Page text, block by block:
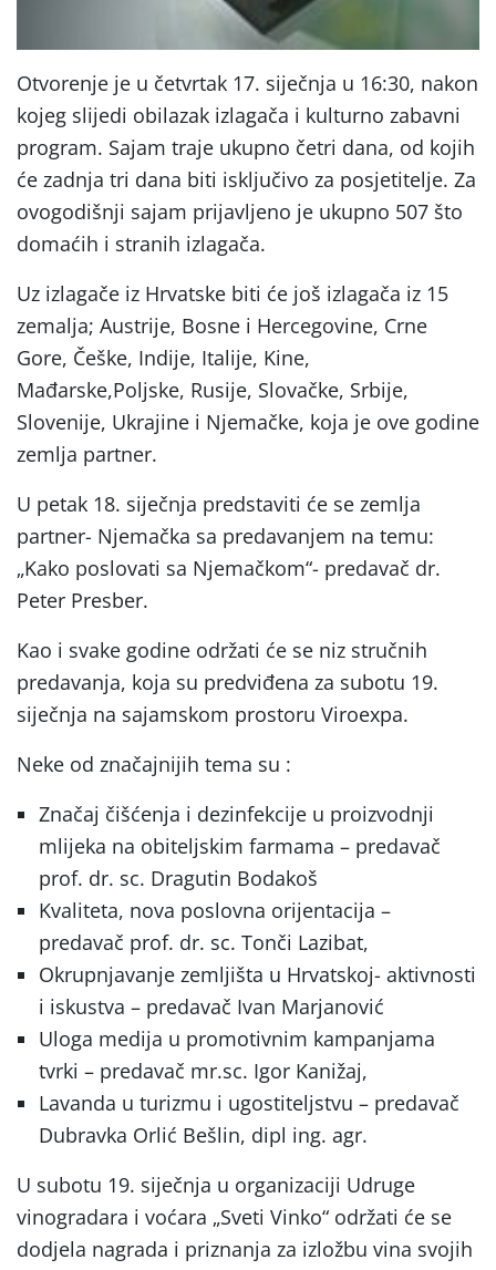
Otvorenje je u četvrtak 17. siječnja u 16:30, nakon
kojeg slijedi obilazak izlagača i kulturno zabavni
program. Sajam traje ukupno četri dana, od kojih
će zadnja tri dana biti isključivo za posjetitelje. Za
ovogodišnji sajam prijavljeno je ukupno 507 što
domaćih i stranih izlagača.
Uz izlagače iz Hrvatske biti će još izlagača iz 15
zemalja; Austrije, Bosne i Hercegovine, Crne
Gore, Češke, Indije, Italije, Kine,
Mađarske,Poljske, Rusije, Slovačke, Srbije,
Slovenije, Ukrajine i Njemačke, koja je ove godine
zemlja partner.
U petak 18. siječnja predstaviti će se zemlja
partner- Njemačka sa predavanjem na temu:
„Kako poslovati sa Njemačkom“- predavač dr.
Peter Presber.
Kao i svake godine održati će se niz stručnih
predavanja, koja su predviđena za subotu 19.
siječnja na sajamskom prostoru Viroexpa.
Neke od značajnijih tema su :
Značaj čišćenja i dezinfekcije u proizvodnji
mlijeka na obiteljskim farmama – predavač
prof. dr. sc. Dragutin Bodakoš
Kvaliteta, nova poslovna orijentacija –
predavač prof. dr. sc. Tonči Lazibat,
Okrupnjavanje zemljišta u Hrvatskoj- aktivnosti
i iskustva – predavač Ivan Marjanović
Uloga medija u promotivnim kampanjama
tvrki – predavač mr.sc. Igor Kanižaj,
Lavanda u turizmu i ugostiteljstvu – predavač
Dubravka Orlić Bešlin, dipl ing. agr.
U subotu 19. siječnja u organizaciji Udruge
vinogradara i voćara „Sveti Vinko“ održati će se
dodjela nagrada i priznanja za izložbu vina svojih